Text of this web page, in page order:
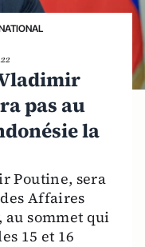
pas au
la
Poutine, sera
Affaires
au sommet qui
15 et 16